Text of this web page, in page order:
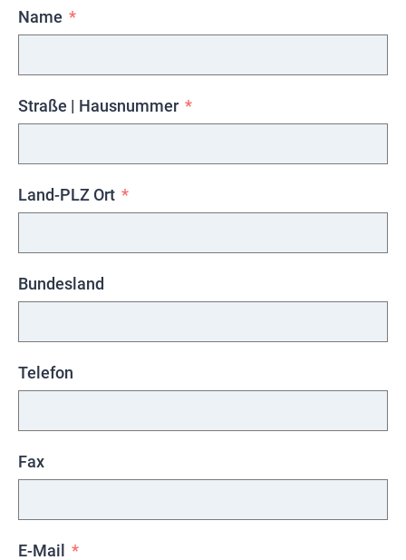
Name
Straße | Hausnummer
Land-PLZ Ort
Bundesland
Telefon
Fax
E-Mail